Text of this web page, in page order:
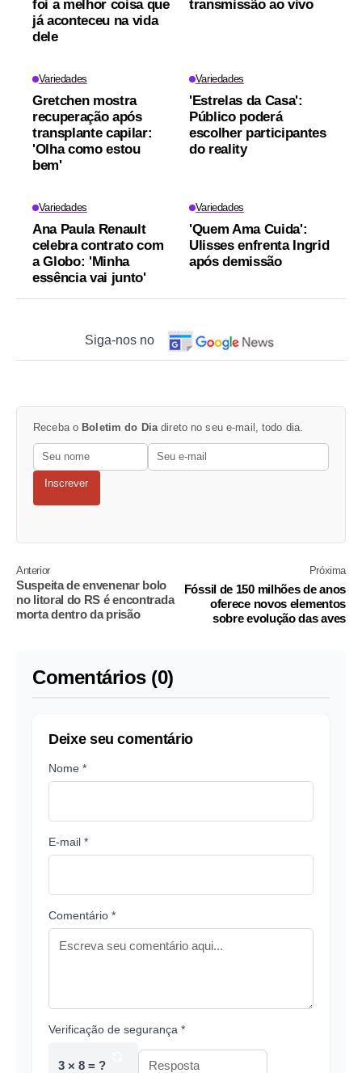
foi a melhor coisa que
já aconteceu na vida
dele
transmissão ao vivo
Variedades
Gretchen mostra
recuperação após
transplante capilar:
'Olha como estou
bem'
Variedades
'Estrelas da Casa':
Público poderá
escolher participantes
do reality
Variedades
Ana Paula Renault
celebra contrato com
a Globo: 'Minha
essência vai junto'
Variedades
'Quem Ama Cuida':
Ulisses enfrenta Ingrid
após demissão
Siga-nos no
Receba o Boletim do Diadireto no seu e-mail, todo dia.
Inscrever
Anterior
Suspeita de envenenar bolo
no litoral do RS é encontrada
morta dentro da prisão
Próxima
Fóssil de 150 milhões de anos
oferece novos elementos
sobre evolução das aves
Comentários (0)
Deixe seu comentário
Nome *
E-mail *
Comentário *
Verificação de segurança *
3 × 8 = ?